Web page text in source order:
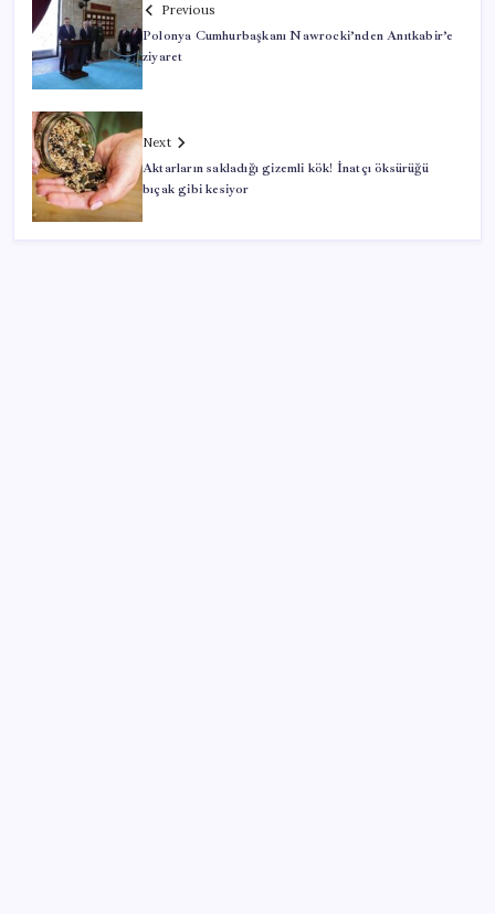
Previous
Polonya Cumhurbaşkanı Nawrocki’nden Anıtkabir’e
ziyaret
Next
Aktarların sakladığı gizemli kök! İnatçı öksürüğü
bıçak gibi kesiyor